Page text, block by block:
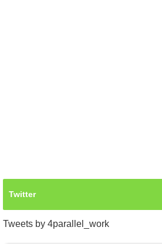
Twitter
Tweets by 4parallel_work